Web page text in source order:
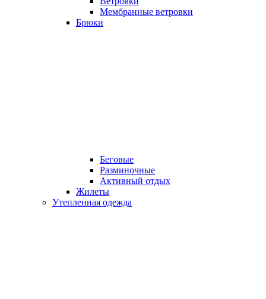
Мембранные ветровки
Брюки
Беговые
Разминочные
Активный отдых
Жилеты
Утепленная одежда